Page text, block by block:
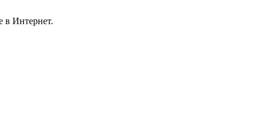
в Интернет.